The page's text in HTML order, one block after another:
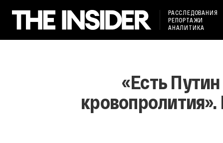
РАССЛЕДОВАНИЯ
РЕПОРТАЖИ
АНАЛИТИКА
«Есть